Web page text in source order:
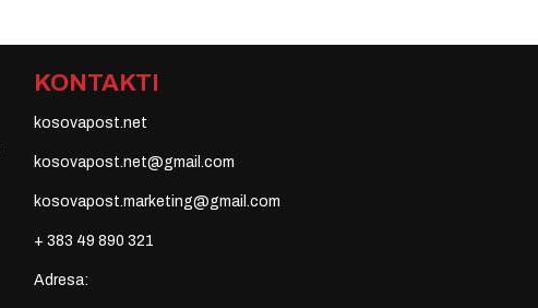
KONTAKTI
kosovapost.net
kosovapost.net@gmail.com
kosovapost.marketing@gmail.com
+ 383 49 890 321
Adresa: